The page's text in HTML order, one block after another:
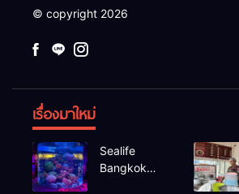
© copyright 2026
เรื่องมาใหม่
Sealife
Bangkok